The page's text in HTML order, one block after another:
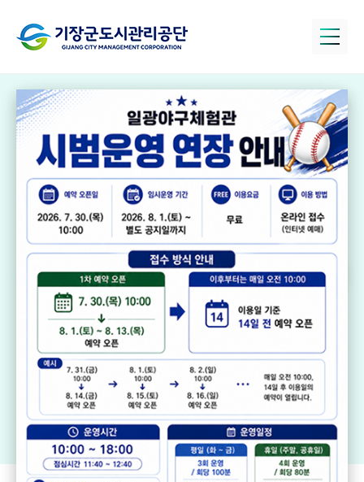
정관아쿠아드림 파크
기장생활체육센터
국민체육센터
드림볼파크 장안천가족휴게공원
리틀·소프트볼구장